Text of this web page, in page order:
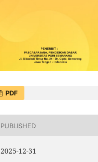
PDF
PUBLISHED
2025-12-31